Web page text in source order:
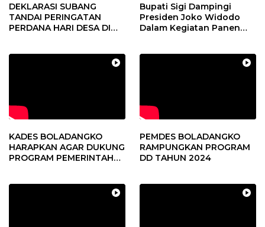
DEKLARASI SUBANG
TANDAI PERINGATAN
PERDANA HARI DESA DI
Bupati Sigi Dampingi
Presiden Joko Widodo
Dalam Kegiatan Panen
KADES BOLADANGKO
HARAPKAN AGAR DUKUNG
PROGRAM PEMERINTAH
PEMDES BOLADANGKO
RAMPUNGKAN PROGRAM
DD TAHUN 2024